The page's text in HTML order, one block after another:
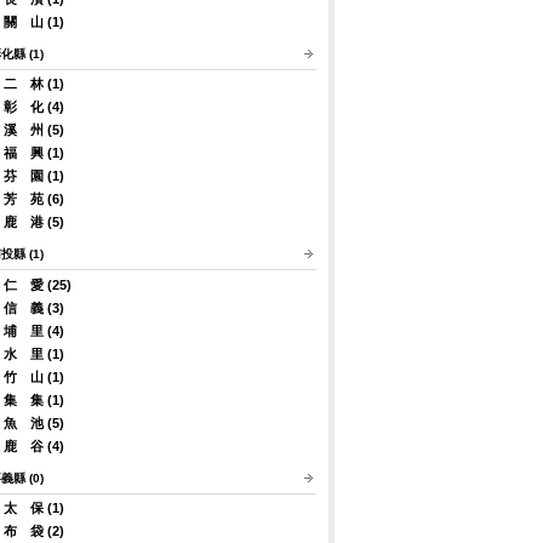
關 山 (1)
縣 (1)
二 林 (1)
彰 化 (4)
溪 州 (5)
福 興 (1)
芬 園 (1)
芳 苑 (6)
鹿 港 (5)
縣 (1)
仁 愛 (25)
信 義 (3)
埔 里 (4)
水 里 (1)
竹 山 (1)
集 集 (1)
魚 池 (5)
鹿 谷 (4)
縣 (0)
太 保 (1)
布 袋 (2)